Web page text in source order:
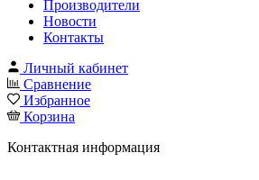
Производители
Новости
Контакты
Личный кабинет
Сравнение
Избранное
Корзина
Контактная информация